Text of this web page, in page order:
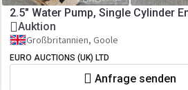
2.5" Water Pump, Single Cylinder
Auktion
Großbritannien, Goole
EURO AUCTIONS (UK) LTD
Anfrage senden